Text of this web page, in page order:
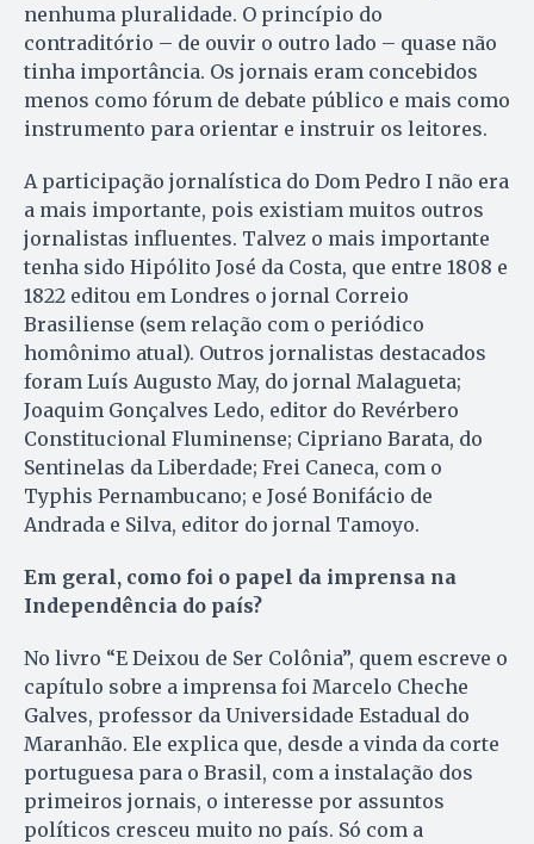
nenhuma pluralidade. O princípio do
contraditório – de ouvir o outro lado – quase não
tinha importância. Os jornais eram concebidos
menos como fórum de debate público e mais como
instrumento para orientar e instruir os leitores.
A participação jornalística do Dom Pedro I não era
a mais importante, pois existiam muitos outros
jornalistas influentes. Talvez o mais importante
tenha sido Hipólito José da Costa, que entre 1808 e
1822 editou em Londres o jornal Correio
Brasiliense (sem relação com o periódico
homônimo atual). Outros jornalistas destacados
foram Luís Augusto May, do jornal Malagueta;
Joaquim Gonçalves Ledo, editor do Revérbero
Constitucional Fluminense; Cipriano Barata, do
Sentinelas da Liberdade; Frei Caneca, com o
Typhis Pernambucano; e José Bonifácio de
Andrada e Silva, editor do jornal Tamoyo.
Em geral, como foi o papel da imprensa na
Independência do país?
No livro “E Deixou de Ser Colônia”, quem escreve o
capítulo sobre a imprensa foi Marcelo Cheche
Galves, professor da Universidade Estadual do
Maranhão. Ele explica que, desde a vinda da corte
portuguesa para o Brasil, com a instalação dos
primeiros jornais, o interesse por assuntos
políticos cresceu muito no país. Só com a